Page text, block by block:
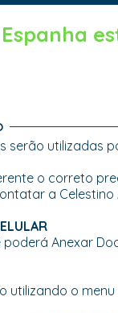
serão utilizadas
o correto
a Celestino
Anexar
utilizando o